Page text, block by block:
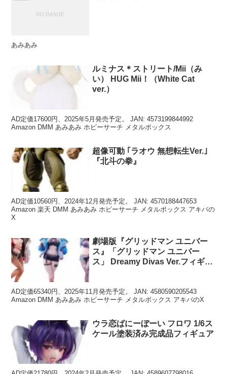
あみあみ
ルミナス＊ストリート/Mii（み
い） HUG Mii！（White Cat
ver.）
AD定価17600円、2025年5月発売予定。 JAN: 4573199844992
Amazon DMM あみあみ ホビーサーチ メタルボックス
超像可動 ｢ラオウ 無想転生Ver.｣
『北斗の拳』
AD定価10560円、2024年12月発売予定。 JAN: 4570188447653
Amazon 楽天 DMM あみあみ ホビーサーチ メタルボックス アキバの
X
劇場版『グリッドマン ユニバー
ス』「グリッドマン ユニバー
ス」 Dreamy Divas Ver.フィギュ
AD定価65340円、2025年11月発売予定。 JAN: 4580590205543
Amazon DMM あみあみ ホビーサーチ メタルボックス アキバのX
ウラ恋ばにーぼーい フロワ 1/6ス
ケール塗装済み完成品フィギュア